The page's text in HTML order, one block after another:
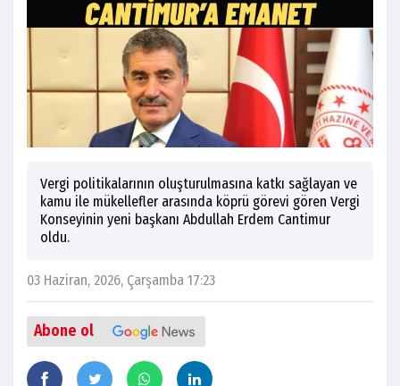
Vergi politikalarının oluşturulmasına katkı sağlayan ve
kamu ile mükellefler arasında köprü görevi gören Vergi
Konseyinin yeni başkanı Abdullah Erdem Cantimur
oldu.
03 Haziran, 2026, Çarşamba 17:23
Abone ol